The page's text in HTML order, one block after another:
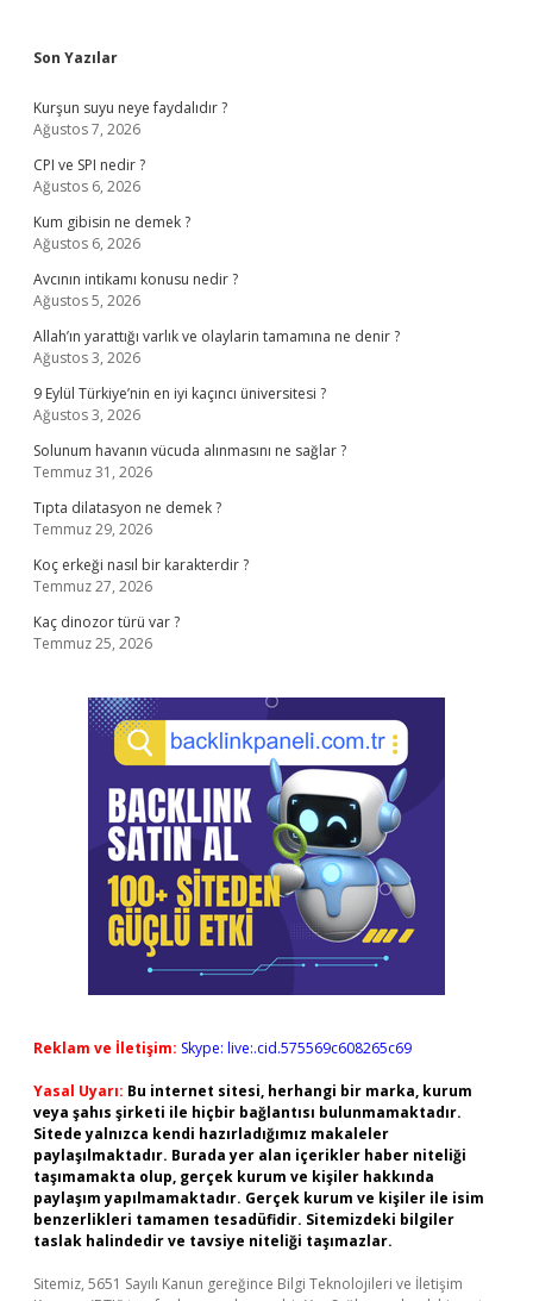
Sidebar
Son Yazılar
Kurşun suyu neye faydalıdır ?
Ağustos 7, 2026
CPI ve SPI nedir ?
Ağustos 6, 2026
Kum gibisin ne demek ?
Ağustos 6, 2026
Avcının intikamı konusu nedir ?
Ağustos 5, 2026
Allah’ın yarattığı varlık ve olaylarin tamamına ne denir ?
Ağustos 3, 2026
9 Eylül Türkiye’nin en iyi kaçıncı üniversitesi ?
Ağustos 3, 2026
Solunum havanın vücuda alınmasını ne sağlar ?
Temmuz 31, 2026
Tıpta dilatasyon ne demek ?
Temmuz 29, 2026
Koç erkeği nasıl bir karakterdir ?
Temmuz 27, 2026
Kaç dinozor türü var ?
Temmuz 25, 2026
Reklam ve İletişim: Skype: live:.cid.575569c608265c69
Yasal Uyarı: Bu internet sitesi, herhangi bir marka, kurum
veya şahıs şirketi ile hiçbir bağlantısı bulunmamaktadır.
Sitede yalnızca kendi hazırladığımız makaleler
paylaşılmaktadır. Burada yer alan içerikler haber niteliği
taşımamakta olup, gerçek kurum ve kişiler hakkında
paylaşım yapılmamaktadır. Gerçek kurum ve kişiler ile isim
benzerlikleri tamamen tesadüfidir. Sitemizdeki bilgiler
taslak halindedir ve tavsiye niteliği taşımazlar.
Sitemiz, 5651 Sayılı Kanun gereğince Bilgi Teknolojileri ve İletişim